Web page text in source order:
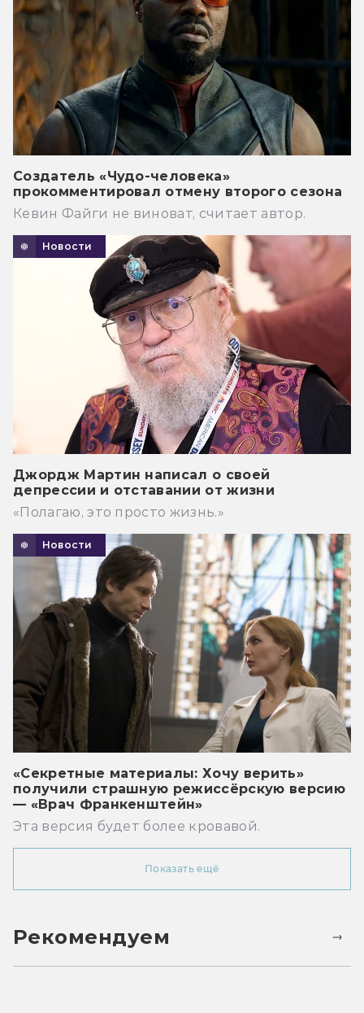
Создатель «Чудо-человека»
прокомментировал отмену второго сезона
Кевин Файги не виноват, считает автор.
Новости
Джордж Мартин написал о своей
депрессии и отставании от жизни
«Полагаю, это просто жизнь.»
Новости
«Секретные материалы: Хочу верить»
получили страшную режиссёрскую версию
— «Врач Франкенштейн»
Эта версия будет более кровавой.
Показать ещё
Рекомендуем